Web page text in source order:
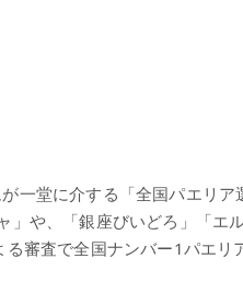
一堂に介する「全国パエリア
や、「銀座びいどろ」「エ
審査で全国ナンバー1パエリ